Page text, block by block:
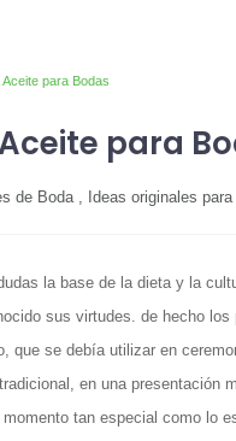
Aceite para Bodas
para
de Boda, Ideas originales
la base de la dieta y la
sus virtudes. de hecho
que se debía utilizar en
en una presentación
tan especial como lo